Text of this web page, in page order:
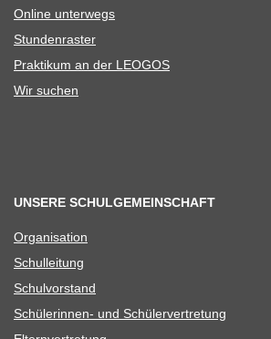
Online unter­wegs
Stun­den­ras­ter
Prak­ti­kum an der LEOGOS
Wir suchen
UNSERE SCHULGEMEINSCHAFT
Orga­ni­sa­tion
Schul­lei­tung
Schul­vor­stand
Schü­le­rin­nen- und Schülervertretung